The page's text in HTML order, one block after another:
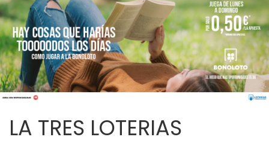
LA TRES LOTERIAS